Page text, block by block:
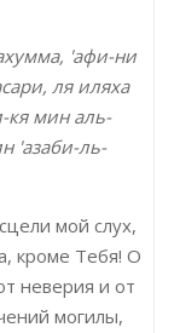
'афи-ни
ля иляха
кя мин аль-
'азаби-ль-
мой слух,
кроме Тебя! О
неверия и от
могилы,